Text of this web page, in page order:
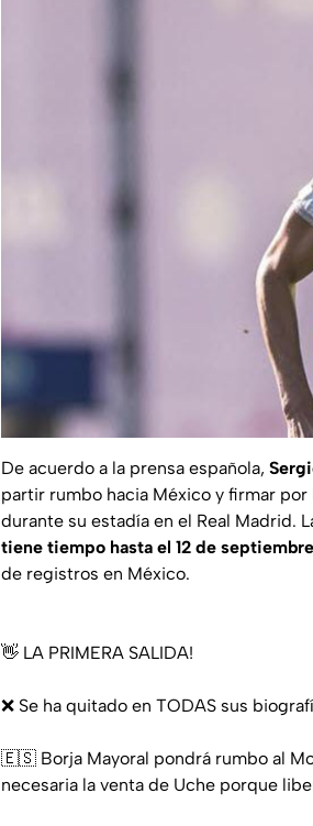
De acuerdo a la prensa española,
partir rumbo hacia México y firmar
durante su estadía en el Real Madrid.
tiene tiempo hasta el 12 de
de registros en México.
👋 LA PRIMERA SALIDA!
❌ Se ha quitado en TODAS sus
🇪🇸 Borja Mayoral pondrá rumbo al
necesaria la venta de Uche porque